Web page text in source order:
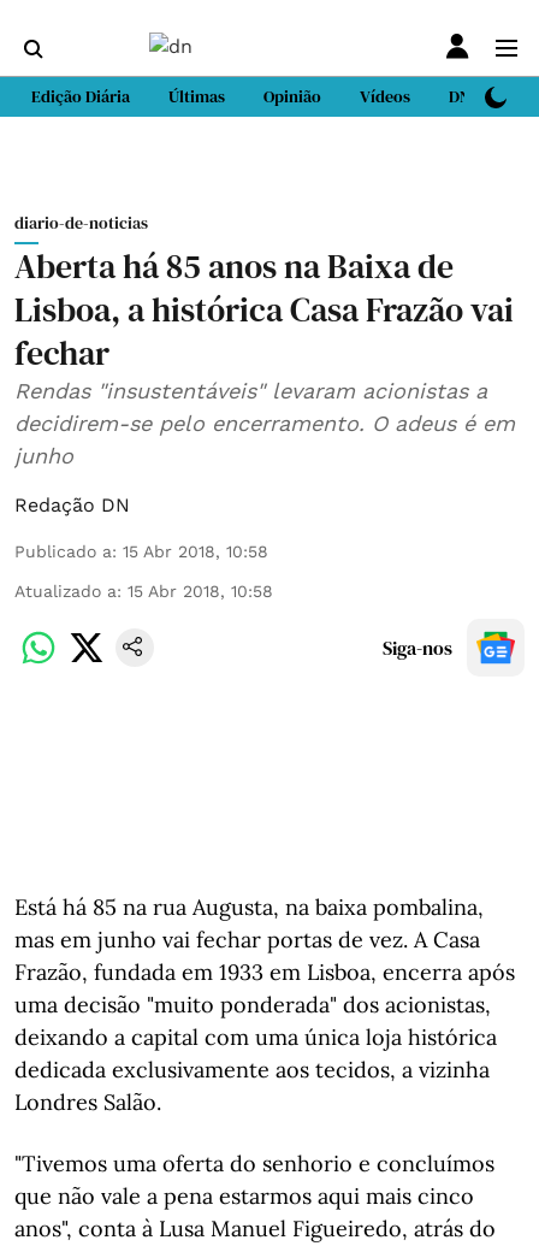
Edição Diária Últimas Opinião Vídeos DN Sport
diario-de-noticias
Aberta há 85 anos na Baixa de
Lisboa, a histórica Casa Frazão vai
fechar
Rendas "insustentáveis" levaram acionistas a
decidirem-se pelo encerramento. O adeus é em
junho
Redação DN
Publicado a: 15 Abr 2018, 10:58
Atualizado a: 15 Abr 2018, 10:58
Siga-nos
Está há 85 na rua Augusta, na baixa pombalina,
mas em junho vai fechar portas de vez. A Casa
Frazão, fundada em 1933 em Lisboa, encerra após
uma decisão "muito ponderada" dos acionistas,
deixando a capital com uma única loja histórica
dedicada exclusivamente aos tecidos, a vizinha
Londres Salão.
"Tivemos uma oferta do senhorio e concluímos
que não vale a pena estarmos aqui mais cinco
anos", conta à Lusa Manuel Figueiredo, atrás do